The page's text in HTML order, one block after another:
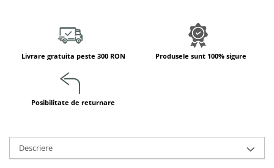
Jucarii de constructii
Dezvoltare cognitiva
Jocuri matematice
Jucării de sortare
Dezvoltare vestibulara
Echilibru
Livrare gratuita peste 300 RON Produsele sunt 100% sigure
Posibilitate de returnare
Descriere